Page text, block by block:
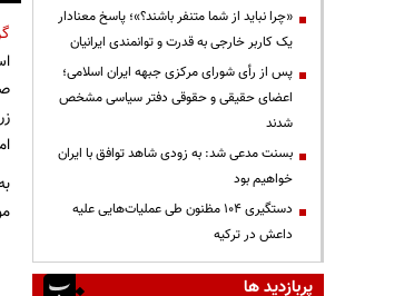
«چرا نباید از شما متنفر باشند؟»؛ پاسخ معنادار
یک کاربر خارجی به قدرت و توانمندی ایرانیان
پس از رأی شورای مرکزی جبهه ایران اسلامی؛
اعضای حقیقی و حقوقی دفتر سیاسی مشخص
شدند
بسنت مدعی شد: به زودی شاهد توافق با ایران
خواهیم بود
دستگیری ۱۰۴ مظنون طی عملیات‌هایی علیه
داعش در ترکیه
پربازدید ها